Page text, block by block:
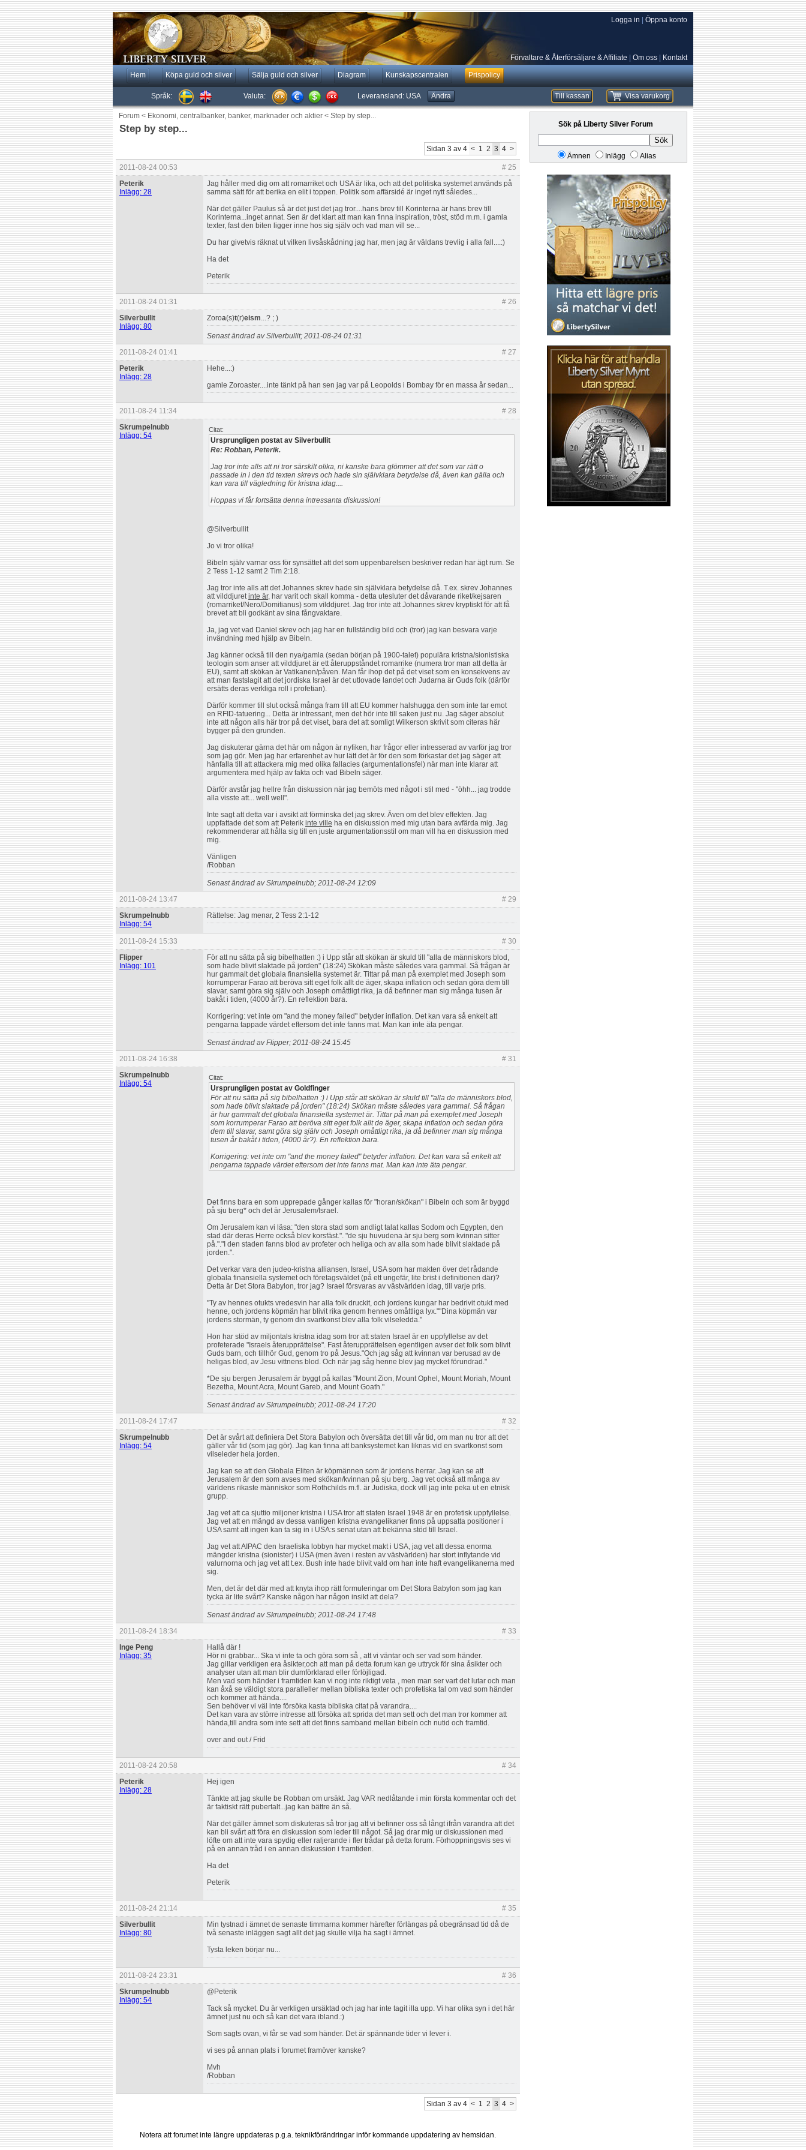
Logga in Öppna konto
Förvaltare & Återförsäljare & Affiliate Om oss Kontakt
Hem Köpa guld och silver Sälja guld och silver Diagram Kunskapscentralen Prispolicy
Språk: Valuta: Leveransland: USA Ändra Visa varukorg
Till kassan
Forum < Ekonomi, centralbanker, banker, marknader och aktier < Step by step...
Step by step...
Sidan 3 av 4 < 1 2 3 4 >
2011-08-24 00:53
# 25
Peterik
Inlägg: 28
Jag håller med dig om att romarriket och USA är lika, och att det politiska systemet används på
samma sätt för att berika en elit i toppen. Politik som affärsidé är inget nytt således...
När det gäller Paulus så är det just det jag tror....hans brev till Korinterna är hans brev till
Korinterna...inget annat. Sen är det klart att man kan finna inspiration, tröst, stöd m.m. i gamla
texter, fast den biten ligger inne hos sig själv och vad man vill se...
Du har givetvis räknat ut vilken livsåskådning jag har, men jag är väldans trevlig i alla fall....:)
Ha det
Peterik
2011-08-24 01:31
# 26
Silverbullit
Inlägg: 80
Zoroa(s)t(r)eism...? ; )
Senast ändrad av Silverbullit; 2011-08-24 01:31
2011-08-24 01:41
# 27
Peterik
Inlägg: 28
Hehe...:)
gamle Zoroaster....inte tänkt på han sen jag var på Leopolds i Bombay för en massa år sedan...
2011-08-24 11:34
# 28
Skrumpelnubb
Inlägg: 54
Citat:
Ursprungligen postat av Silverbullit
Re: Robban, Peterik.
Jag tror inte alls att ni tror särskilt olika, ni kanske bara glömmer att det som var rätt o
passade in i den tid texten skrevs och hade sin självklara betydelse då, även kan gälla och
kan vara till vägledning för kristna idag....
Hoppas vi får fortsätta denna intressanta diskussion!
@Silverbullit
Jo vi tror olika!
Bibeln själv varnar oss för synsättet att det som uppenbarelsen beskriver redan har ägt rum. Se
2 Tess 1-12 samt 2 Tim 2:18.
Jag tror inte alls att det Johannes skrev hade sin självklara betydelse då. T.ex. skrev Johannes
att vilddjuretinte är, har varit och skall komma - detta utesluter det dåvarande riket/kejsaren
(romarriket/Nero/Domitianus) som vilddjuret. Jag tror inte att Johannes skrev kryptiskt för att få
brevet att bli godkänt av sina fångvaktare.
Ja, jag vet vad Daniel skrev och jag har en fullständig bild och (tror) jag kan besvara varje
invändning med hjälp av Bibeln.
Jag känner också till den nya/gamla (sedan början på 1900-talet) populära kristna/sionistiska
teologin som anser att vilddjuret är ett återuppståndet romarrike (numera tror man att detta är
EU), samt att skökan är Vatikanen/påven. Man får ihop det på det viset som en konsekvens av
att man fastslagit att det jordiska Israel är det utlovade landet och Judarna är Guds folk (därför
ersätts deras verkliga roll i profetian).
Därför kommer till slut också många fram till att EU kommer halshugga den som inte tar emot
en RFID-tatuering... Detta är intressant, men det hör inte till saken just nu. Jag säger absolut
inte att någon alls här tror på det viset, bara det att somligt Wilkerson skrivit som citeras här
bygger på den grunden.
Jag diskuterar gärna det här om någon är nyfiken, har frågor eller intresserad av varför jag tror
som jag gör. Men jag har erfarenhet av hur lätt det är för den som förkastar det jag säger att
hänfalla till att attackera mig med olika fallacies (argumentationsfel) när man inte klarar att
argumentera med hjälp av fakta och vad Bibeln säger.
Därför avstår jag hellre från diskussion när jag bemöts med något i stil med - "öhh... jag trodde
alla visste att... well well".
Inte sagt att detta var i avsikt att förminska det jag skrev. Även om det blev effekten. Jag
uppfattade det som att Peterik inte ville ha en diskussion med mig utan bara avfärda mig. Jag
rekommenderar att hålla sig till en juste argumentationsstil om man vill ha en diskussion med
mig.
Vänligen
/Robban
Senast ändrad av Skrumpelnubb; 2011-08-24 12:09
2011-08-24 13:47
# 29
Skrumpelnubb
Inlägg: 54
Rättelse: Jag menar, 2 Tess 2:1-12
2011-08-24 15:33
# 30
Flipper
Inlägg: 101
För att nu sätta på sig bibelhatten :) i Upp står att skökan är skuld till "alla de människors blod,
som hade blivit slaktade på jorden" (18:24) Skökan måste således vara gammal. Så frågan är
hur gammalt det globala finansiella systemet är. Tittar på man på exemplet med Joseph som
korrumperar Farao att beröva sitt eget folk allt de äger, skapa inflation och sedan göra dem till
slavar, samt göra sig själv och Joseph omåttligt rika, ja då befinner man sig många tusen år
bakåt i tiden, (4000 år?). En reflektion bara.
Korrigering: vet inte om "and the money failed" betyder inflation. Det kan vara så enkelt att
pengarna tappade värdet eftersom det inte fanns mat. Man kan inte äta pengar.
Senast ändrad av Flipper; 2011-08-24 15:45
2011-08-24 16:38
# 31
Skrumpelnubb
Inlägg: 54
Citat:
Ursprungligen postat av Goldfinger
För att nu sätta på sig bibelhatten :) i Upp står att skökan är skuld till "alla de människors blod,
som hade blivit slaktade på jorden" (18:24) Skökan måste således vara gammal. Så frågan
är hur gammalt det globala finansiella systemet är. Tittar på man på exemplet med Joseph
som korrumperar Farao att beröva sitt eget folk allt de äger, skapa inflation och sedan göra
dem till slavar, samt göra sig själv och Joseph omåttligt rika, ja då befinner man sig många
tusen år bakåt i tiden, (4000 år?). En reflektion bara.
Korrigering: vet inte om "and the money failed" betyder inflation. Det kan vara så enkelt att
pengarna tappade värdet eftersom det inte fanns mat. Man kan inte äta pengar.
Det finns bara en som upprepade gånger kallas för "horan/skökan" i Bibeln och som är byggd
på sju berg* och det är Jerusalem/Israel.
Om Jerusalem kan vi läsa: "den stora stad som andligt talat kallas Sodom och Egypten, den
stad där deras Herre också blev korsfäst.". "de sju huvudena är sju berg som kvinnan sitter
på."."I den staden fanns blod av profeter och heliga och av alla som hade blivit slaktade på
jorden.".
Det verkar vara den judeo-kristna alliansen, Israel, USA som har makten över det rådande
globala finansiella systemet och företagsväldet (på ett ungefär, lite brist i definitionen där)?
Detta är Det Stora Babylon, tror jag? Israel försvaras av västvärlden idag, till varje pris.
"Ty av hennes otukts vredesvin har alla folk druckit, och jordens kungar har bedrivit otukt med
henne, och jordens köpmän har blivit rika genom hennes omåttliga lyx.""Dina köpmän var
jordens stormän, ty genom din svartkonst blev alla folk vilseledda."
Hon har stöd av miljontals kristna idag som tror att staten Israel är en uppfyllelse av det
profeterade "Israels återupprättelse". Fast återupprättelsen egentligen avser det folk som blivit
Guds barn, och tillhör Gud, genom tro på Jesus."Och jag såg att kvinnan var berusad av de
heligas blod, av Jesu vittnens blod. Och när jag såg henne blev jag mycket förundrad."
*De sju bergen Jerusalem är byggt på kallas "Mount Zion, Mount Ophel, Mount Moriah, Mount
Bezetha, Mount Acra, Mount Gareb, and Mount Goath."
Senast ändrad av Skrumpelnubb; 2011-08-24 17:20
2011-08-24 17:47
# 32
Skrumpelnubb
Inlägg: 54
Det är svårt att definiera Det Stora Babylon och översätta det till vår tid, om man nu tror att det
gäller vår tid (som jag gör). Jag kan finna att banksystemet kan liknas vid en svartkonst som
vilseleder hela jorden.
Jag kan se att den Globala Eliten är köpmännen som är jordens herrar. Jag kan se att
Jerusalem är den som avses med skökan/kvinnan på sju berg. Jag vet också att många av
världens rikaste människor som Rothchilds m.fl. är Judiska, dock vill jag inte peka ut en etnisk
grupp.
Jag vet att ca sjuttio miljoner kristna i USA tror att staten Israel 1948 är en profetisk uppfyllelse.
Jag vet att en mängd av dessa vanligen kristna evangelikaner finns på uppsatta positioner i
USA samt att ingen kan ta sig in i USA:s senat utan att bekänna stöd till Israel.
Jag vet att AIPAC den Israeliska lobbyn har mycket makt i USA, jag vet att dessa enorma
mängder kristna (sionister) i USA (men även i resten av västvärlden) har stort inflytande vid
valurnorna och jag vet att t.ex. Bush inte hade blivit vald om han inte haft evangelikanerna med
sig.
Men, det är det där med att knyta ihop rätt formuleringar om Det Stora Babylon som jag kan
tycka är lite svårt? Kanske någon har någon insikt att dela?
Senast ändrad av Skrumpelnubb; 2011-08-24 17:48
2011-08-24 18:34
# 33
Inge Peng
Inlägg: 35
Hallå där !
Hör ni grabbar... Ska vi inte ta och göra som så , att vi väntar och ser vad som händer.
Jag gillar verkligen era åsikter,och att man på detta forum kan ge uttryck för sina åsikter och
analyser utan att man blir dumförklarad eller förlöjligad.
Men vad som händer i framtiden kan vi nog inte riktigt veta , men man ser vart det lutar och man
kan åxå se väldigt stora paralleller mellan bibliska texter och profetiska tal om vad som händer
och kommer att hända....
Sen behöver vi väl inte försöka kasta bibliska citat på varandra....
Det kan vara av större intresse att försöka att sprida det man sett och det man tror kommer att
hända,till andra som inte sett att det finns samband mellan bibeln och nutid och framtid.
over and out / Frid
2011-08-24 20:58
# 34
Peterik
Inlägg: 28
Hej igen
Tänkte att jag skulle be Robban om ursäkt. Jag VAR nedlåtande i min första kommentar och det
är faktiskt rätt pubertalt...jag kan bättre än så.
När det gäller ämnet som diskuteras så tror jag att vi befinner oss så långt ifrån varandra att det
kan bli svårt att föra en diskussion som leder till något. Så jag drar mig ur diskussionen med
löfte om att inte vara spydig eller raljerande i fler trådar på detta forum. Förhoppningsvis ses vi
på en annan tråd i en annan diskussion i framtiden.
Ha det
Peterik
2011-08-24 21:14
# 35
Silverbullit
Inlägg: 80
Min tystnad i ämnet de senaste timmarna kommer härefter förlängas på obegränsad tid då de
två senaste inläggen sagt allt det jag skulle vilja ha sagt i ämnet.
Tysta leken börjar nu...
2011-08-24 23:31
# 36
Skrumpelnubb
Inlägg: 54
@Peterik
Tack så mycket. Du är verkligen ursäktad och jag har inte tagit illa upp. Vi har olika syn i det här
ämnet just nu och så kan det vara ibland.:)
Som sagts ovan, vi får se vad som händer. Det är spännande tider vi lever i.
vi ses på annan plats i forumet framöver kanske?
Mvh
/Robban
Sidan 3 av 4 < 1 2 3 4 >
Notera att forumet inte längre uppdateras p.g.a. teknikförändringar inför kommande uppdatering av hemsidan.
Sök på Liberty Silver Forum
Sök
Ämnen Inlägg Alias